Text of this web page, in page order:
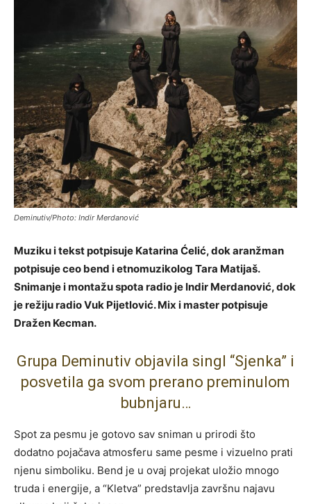
Deminutiv/Photo: Indir Merdanović
Muziku i tekst potpisuje Katarina Ćelić, dok aranžman
potpisuje ceo bend i etnomuzikolog Tara Matijaš.
Snimanje i montažu spota radio je Indir Merdanović, dok
je režiju radio Vuk Pijetlović. Mix i master potpisuje
Dražen Kecman.
Grupa Deminutiv objavila singl “Sjenka” i
posvetila ga svom prerano preminulom
bubnjaru…
Spot za pesmu je gotovo sav sniman u prirodi što
dodatno pojačava atmosferu same pesme i vizuelno prati
njenu simboliku. Bend je u ovaj projekat uložio mnogo
truda i energije, a “Kletva” predstavlja završnu najavu